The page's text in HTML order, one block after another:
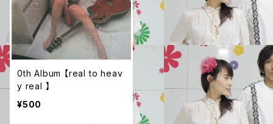
0th Album 【real to heav
y real 】
¥500